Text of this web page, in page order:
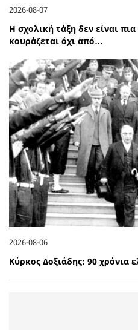
2026-08-07
Η σχολική τάξη δεν είναι
κουράζεται όχι από…
2026-08-06
Κύρκος Δοξιάδης: 90 χρόνια